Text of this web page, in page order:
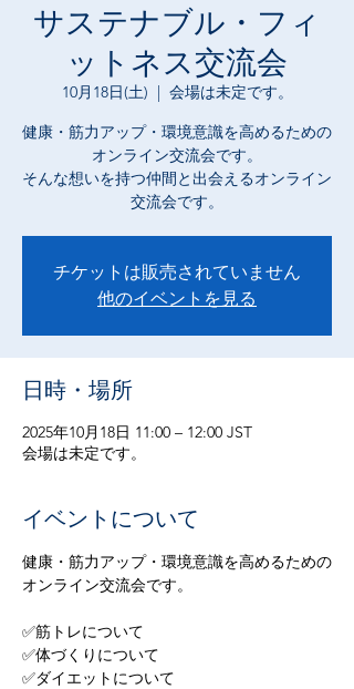
サステナブル・フィ
ットネス交流会
10月18日(土)
  |
会場は未定です。
健康・筋力アップ・環境意識を高めるための
オンライン交流会です。
そんな想いを持つ仲間と出会えるオンライン
交流会です。
チケットは販売されていません
他のイベントを見る
日時・場所
2025年10月18日 11:00 – 12:00 JST
会場は未定です。
イベントについて
健康・筋力アップ・環境意識を高めるための
オンライン交流会です。
✅筋トレについて
✅体づくりについて
✅ダイエットについて